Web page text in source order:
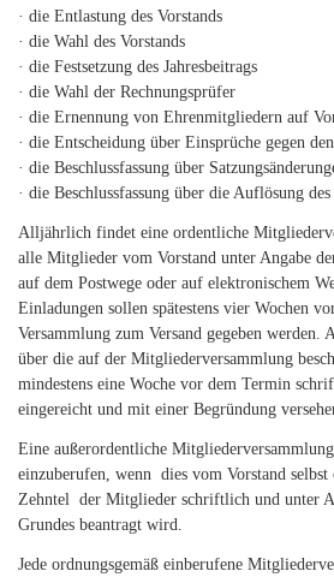
· die Entlastung des Vorstands
· die Wahl des Vorstands
· die Festsetzung des Jahresbeitrags
· die Wahl der Rechnungsprüfer
· die Ernennung von Ehrenmitgliedern auf
· die Entscheidung über Einsprüche gegen
· die Beschlussfassung über
· die Beschlussfassung über die Auflösung des
Alljährlich findet eine ordentliche
alle Mitglieder vom Vorstand unter Angabe
auf dem Postwege oder auf elektronischem
Einladungen sollen spätestens vier Wochen
Versammlung zum Versand gegeben werden.
über die auf der Mitgliederversammlung
mindestens eine Woche vor dem Termin
eingereicht und mit einer Begründung
Eine außerordentliche
einzuberufen, wenn dies vom Vorstand selbst
Zehntel der Mitglieder schriftlich und unter
Grundes beantragt wird.
Jede ordnungsgemäß einberufene